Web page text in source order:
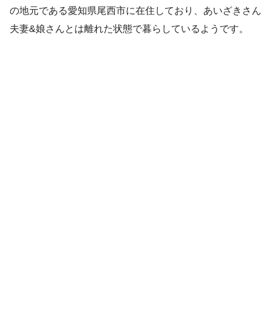
の地元である愛知県尾西市に在住しており、あいざきさん
夫妻&娘さんとは離れた状態で暮らしているようです。